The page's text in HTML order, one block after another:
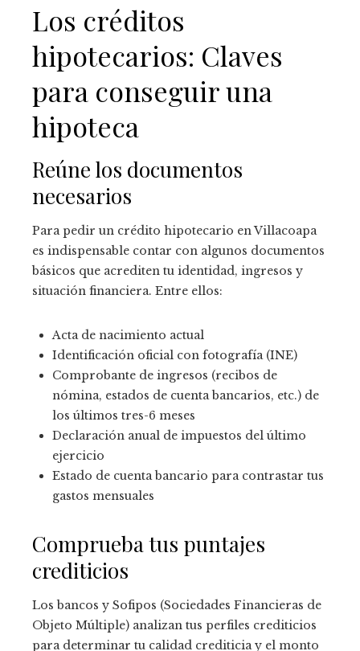
Los créditos
hipotecarios: Claves
para conseguir una
hipoteca
Reúne los documentos
necesarios
Para pedir un crédito hipotecario en Villacoapa
es indispensable contar con algunos documentos
básicos que acrediten tu identidad, ingresos y
situación financiera. Entre ellos:
Acta de nacimiento actual
Identificación oficial con fotografía (INE)
Comprobante de ingresos (recibos de
nómina, estados de cuenta bancarios, etc.) de
los últimos tres-6 meses
Declaración anual de impuestos del último
ejercicio
Estado de cuenta bancario para contrastar tus
gastos mensuales
Comprueba tus puntajes
crediticios
Los bancos y Sofipos (Sociedades Financieras de
Objeto Múltiple) analizan tus perfiles crediticios
para determinar tu calidad crediticia y el monto